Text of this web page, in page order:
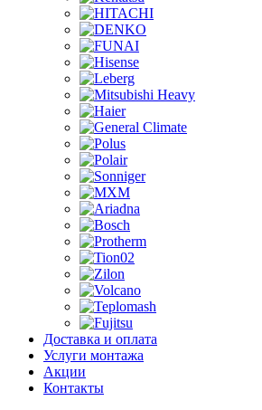
Доставка и оплата
Услуги монтажа
Акции
Контакты